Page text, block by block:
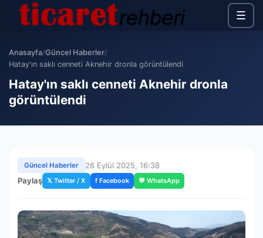
☰
Anasayfa/Güncel Haberler/
Hatay'ın saklı cenneti Aknehir dronla görüntülendi
Hatay'ın saklı cenneti Aknehir dronla
görüntülendi
Güncel Haberler
26 Eylül 2025, 16:38
Paylaş 𝕏 Twitter / X f Facebook 💬 WhatsApp